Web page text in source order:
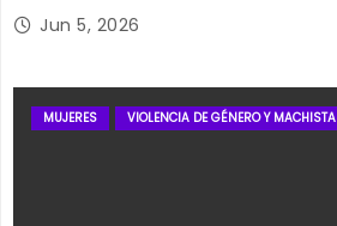
Jun 5, 2026
MUJERES VIOLENCIA DE GÉNERO Y MACHISTA